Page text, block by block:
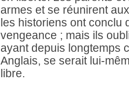
armes et se réunirent
les historiens ont conclu
vengeance ; mais ils
ayant depuis longtemps
Anglais, se serait lui-
libre.